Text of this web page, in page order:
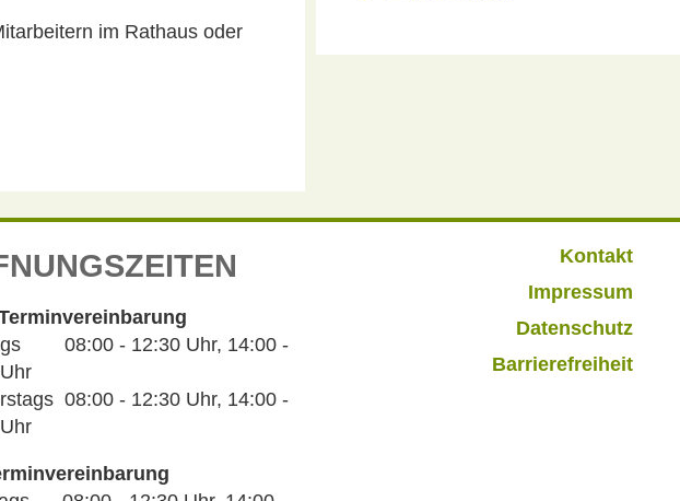
im Rathaus oder
08:00 - 12:30 Uhr, 14:00 -
08:00 - 12:30 Uhr, 14:00 -
Kontakt
Impressum
Datenschutz
Barrierefreiheit